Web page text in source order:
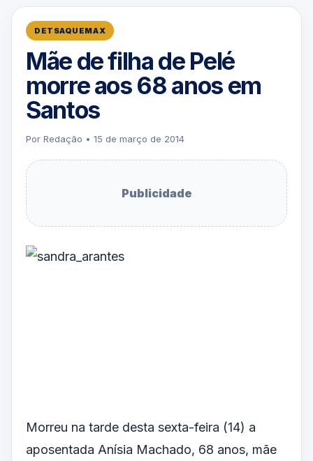
DETSAQUEMAX
Mãe de filha de Pelé
morre aos 68 anos em
Santos
Por Redação • 15 de março de 2014
Publicidade
Morreu na tarde desta sexta-feira (14) a
aposentada Anísia Machado, 68 anos, mãe